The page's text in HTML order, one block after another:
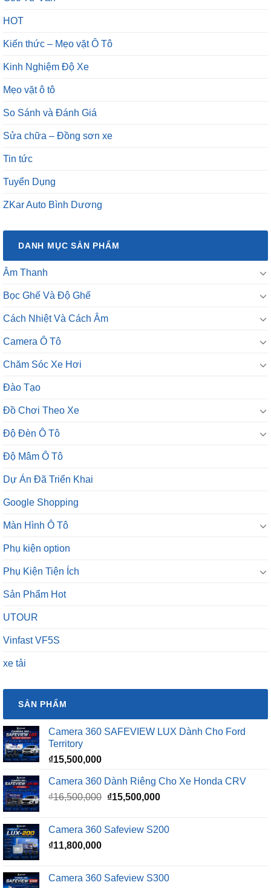
HOT
Kiến thức – Mẹo vặt Ô Tô
Kinh Nghiệm Độ Xe
Mẹo vặt ô tô
So Sánh và Đánh Giá
Sửa chữa – Đồng sơn xe
Tin tức
Tuyển Dụng
ZKar Auto Bình Dương
DANH MỤC SẢN PHẨM
Âm Thanh
Bọc Ghế Và Độ Ghế
Cách Nhiệt Và Cách Âm
Camera Ô Tô
Chăm Sóc Xe Hơi
Đào Tạo
Đồ Chơi Theo Xe
Độ Đèn Ô Tô
Độ Mâm Ô Tô
Dự Án Đã Triển Khai
Google Shopping
Màn Hình Ô Tô
Phụ kiện option
Phụ Kiện Tiện Ích
Sản Phẩm Hot
UTOUR
Vinfast VF5S
xe tải
SẢN PHẨM
Camera 360 SAFEVIEW LUX Dành Cho Ford
Territory
₫15,500,000
Camera 360 Dành Riêng Cho Xe Honda CRV
₫16,500,000 Giá
₫16,500,000.
₫15,500,000Giá
là:
Camera 360 Safeview S200
₫11,800,000
Camera 360 Safeview S300